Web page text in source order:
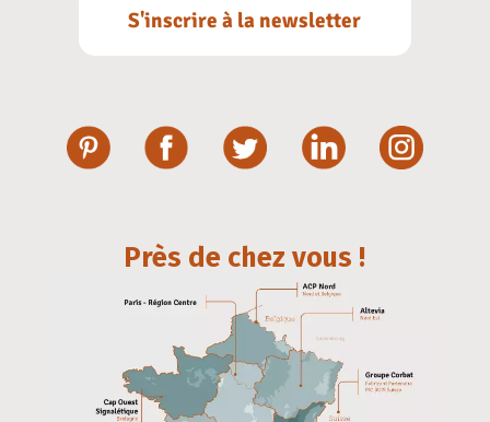
S'inscrire à la newsletter
Près de chez vous !